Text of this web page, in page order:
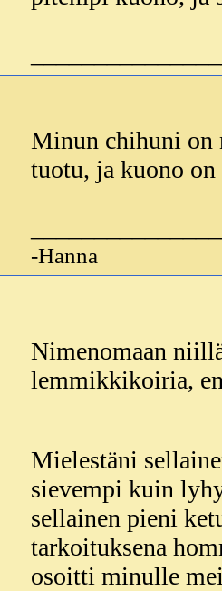
Minun chihuni on
tuotu, ja kuono
-Hanna
Nimenomaan
lemmikkikoiria,
Mielestäni
sievempi kuin
sellainen pieni
tarkoituksena
osoitti minulle